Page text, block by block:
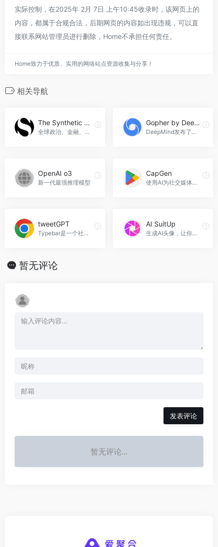
实际控制，在2025年 2月 7日 上午10:45收录时，该网页上的
内容，都属于合规合法，后期网页的内容如出现违规，可以直
接联系网站管理员进行删除，Home不承担任何责任。
Home致力于优质、实用的网络站点资源收集与分享！
相关导航
The Synthetic Standard
全球政治、金融、商业等领域的人工智能新闻和图片，The Synthetic Standard官网入口网址
Gopher by DeepMind
DeepMind发布了三篇关于语言模型的论文，其中包括对一个2800亿参数的语言模型Gopher的详细研究，以及大型语言模型的伦理和社会风险研究，Gopher by DeepMind官网入口网址
OpenAI o3
新一代最强推理模型
CapGen
使用AI为社交媒体帖子生成引人入胜的标题，CapGen官网入口网址
tweetGPT
Typebar是一个社交媒体撰写助手，使用人工智能模型生成帖子和图像，提高帖子的质量和吸引力，tweetGPT官网入口网址
AI SuitUp
生成AI头像，让你的职业形象更上一层楼，AI SuitUp官网入口网址
暂无评论
发表评论
暂无评论...